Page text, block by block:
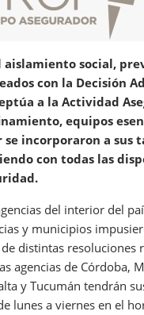
aislamiento social,
con la Decisión
a la Actividad
equipos
se incorporaron a sus
con todas las
del interior del
y municipios
distintas resoluciones
agencias de Córdoba,
y Tucumán tendrán
lunes a viernes en el